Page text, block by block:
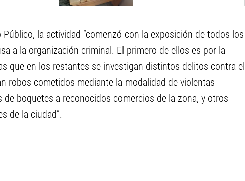
narcotráfico
la actividad “comenzó con la exposición de todos los
a la organización criminal. El primero de ellos es por la
que en los restantes se investigan distintos delitos contra el
robos cometidos mediante la modalidad de violentas
boquetes a reconocidos comercios de la zona, y otros
de la ciudad”.